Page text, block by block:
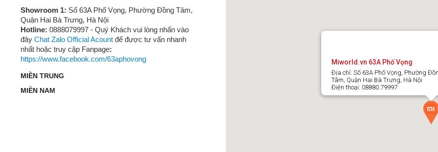
Showroom 1: Số 63A Phố Vọng, Phường Đồng Tâm,
Quận Hai Bà Trưng, Hà Nội
Hotline: 0888079997 - Quý Khách vui lòng nhấn vào
đây Chat Zalo Official Acount để được tư vấn nhanh
nhất hoặc truy cập Fanpage:
https://www.facebook.com/63aphovong
MIỀN TRUNG
MIỀN NAM
Miworld.vn 63A Phố Vọng
Địa chỉ: Số 63A Phố Vọng, Phường
Tâm, Quận Hai Bà Trưng, Hà Nội
Điện thoại: 08880.79997